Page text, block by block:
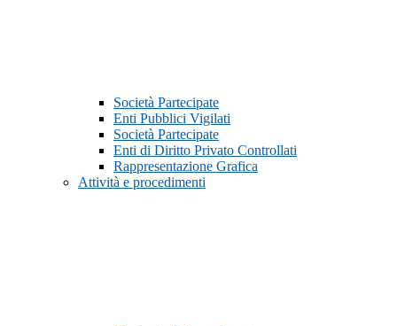
Società Partecipate
Enti Pubblici Vigilati
Società Partecipate
Enti di Diritto Privato Controllati
Rappresentazione Grafica
Attività e procedimenti